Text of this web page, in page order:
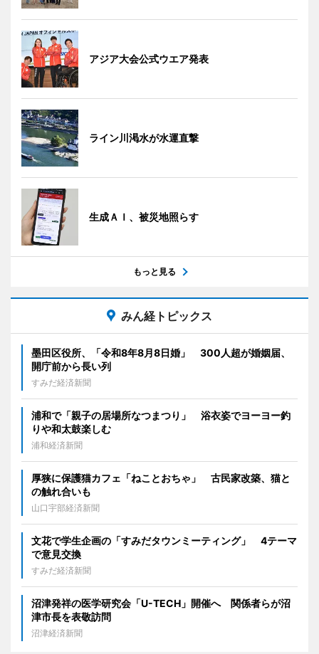
アジア大会公式ウエア発表
ライン川渇水が水運直撃
生成ＡＩ、被災地照らす
もっと見る
みん経トピックス
墨田区役所、「令和8年8月8日婚」 300人超が婚姻届、
開庁前から長い列
すみだ経済新聞
浦和で「親子の居場所なつまつり」 浴衣姿でヨーヨー釣
りや和太鼓楽しむ
浦和経済新聞
厚狭に保護猫カフェ「ねことおちゃ」 古民家改築、猫と
の触れ合いも
山口宇部経済新聞
文花で学生企画の「すみだタウンミーティング」 4テーマ
で意見交換
すみだ経済新聞
沼津発祥の医学研究会「U-TECH」開催へ 関係者らが沼
津市長を表敬訪問
沼津経済新聞